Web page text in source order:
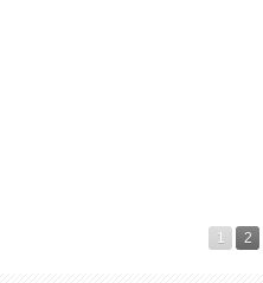
1 2